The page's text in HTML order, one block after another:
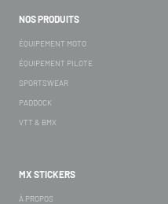
NOS PRODUITS
ÉQUIPEMENT MOTO
ÉQUIPEMENT PILOTE
SPORTSWEAR
PADDOCK
VTT & BMX
MX STICKERS
À PROPOS